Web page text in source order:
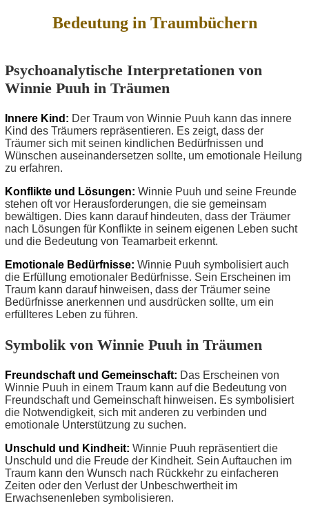
Bedeutung in Traumbüchern
Psychoanalytische Interpretationen von
Winnie Puuh in Träumen
Innere Kind: Der Traum von Winnie Puuh kann das innere
Kind des Träumers repräsentieren. Es zeigt, dass der
Träumer sich mit seinen kindlichen Bedürfnissen und
Wünschen auseinandersetzen sollte, um emotionale Heilung
zu erfahren.
Konflikte und Lösungen: Winnie Puuh und seine Freunde
stehen oft vor Herausforderungen, die sie gemeinsam
bewältigen. Dies kann darauf hindeuten, dass der Träumer
nach Lösungen für Konflikte in seinem eigenen Leben sucht
und die Bedeutung von Teamarbeit erkennt.
Emotionale Bedürfnisse: Winnie Puuh symbolisiert auch
die Erfüllung emotionaler Bedürfnisse. Sein Erscheinen im
Traum kann darauf hinweisen, dass der Träumer seine
Bedürfnisse anerkennen und ausdrücken sollte, um ein
erfüllteres Leben zu führen.
Symbolik von Winnie Puuh in Träumen
Freundschaft und Gemeinschaft: Das Erscheinen von
Winnie Puuh in einem Traum kann auf die Bedeutung von
Freundschaft und Gemeinschaft hinweisen. Es symbolisiert
die Notwendigkeit, sich mit anderen zu verbinden und
emotionale Unterstützung zu suchen.
Unschuld und Kindheit: Winnie Puuh repräsentiert die
Unschuld und die Freude der Kindheit. Sein Auftauchen im
Traum kann den Wunsch nach Rückkehr zu einfacheren
Zeiten oder den Verlust der Unbeschwertheit im
Erwachsenenleben symbolisieren.